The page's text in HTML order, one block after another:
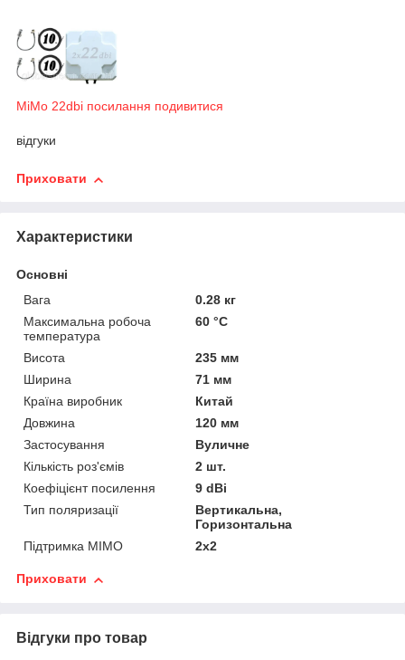
MiMo 22dbi посилання подивитися
відгуки
Приховати
Характеристики
Основні
Вага
0.28 кг
Максимальна робоча
температура
60 °С
Висота
235 мм
Ширина
71 мм
Країна виробник
Китай
Довжина
120 мм
Застосування
Вуличне
Кількість роз'ємів
2 шт.
Коефіцієнт посилення
9 dBi
Тип поляризації
Вертикальна,
Горизонтальна
Підтримка MIMO
2x2
Приховати
Відгуки про товар